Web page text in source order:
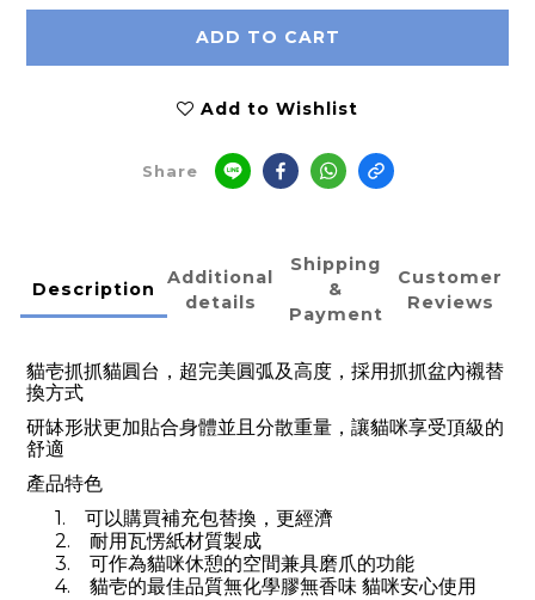
ADD TO CART
Add to Wishlist
Share
Description
Additional
details
Shipping
&
Payment
Customer
Reviews
貓壱抓抓貓圓台，超完美圓弧及高度，採用抓抓盆內襯替
換方式
研缽形狀更加貼合身體並且分散重量， 讓貓咪享受頂級的
舒適
產品特色
1.
可以購買補充包替換，更經濟
2.
耐用瓦愣紙材質製成
3.
可作為貓咪休憩的空間兼具磨爪的功能
4.
貓壱的最佳品質無化學膠無香味 貓咪安心使用